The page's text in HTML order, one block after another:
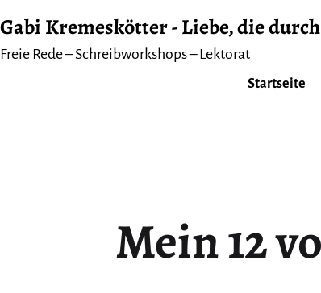
Inhalt
Gabi Kremeskötter - Liebe, die
Freie Rede – Schreibworkshops – Lektorat
Startseite
Mein 12